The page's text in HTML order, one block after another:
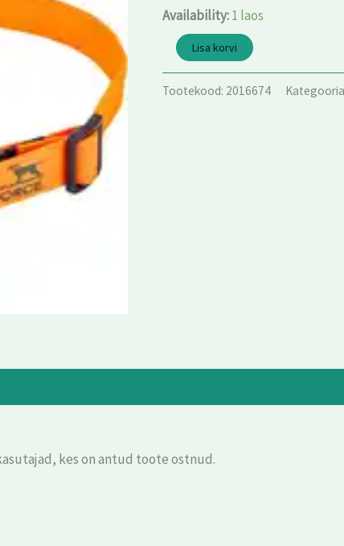
Availability:1 laos
kogus
Lisa korvi
Tootekood: 2016674
kes on antud toote ostnud.